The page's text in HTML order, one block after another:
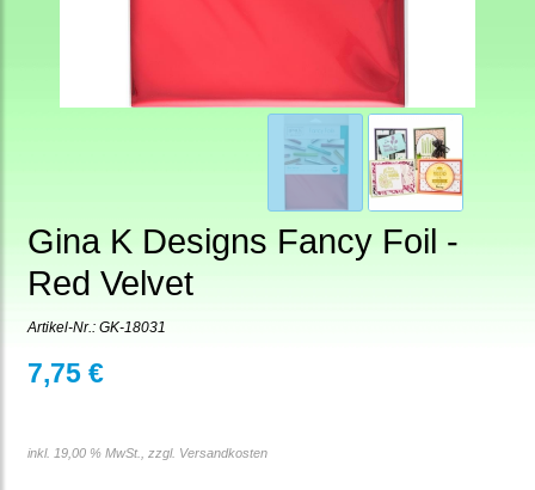
Gina K Designs Fancy Foil -
Red Velvet
Artikel-Nr.: GK-18031
7,75 €
inkl. 19,00 % MwSt., zzgl. Versandkosten